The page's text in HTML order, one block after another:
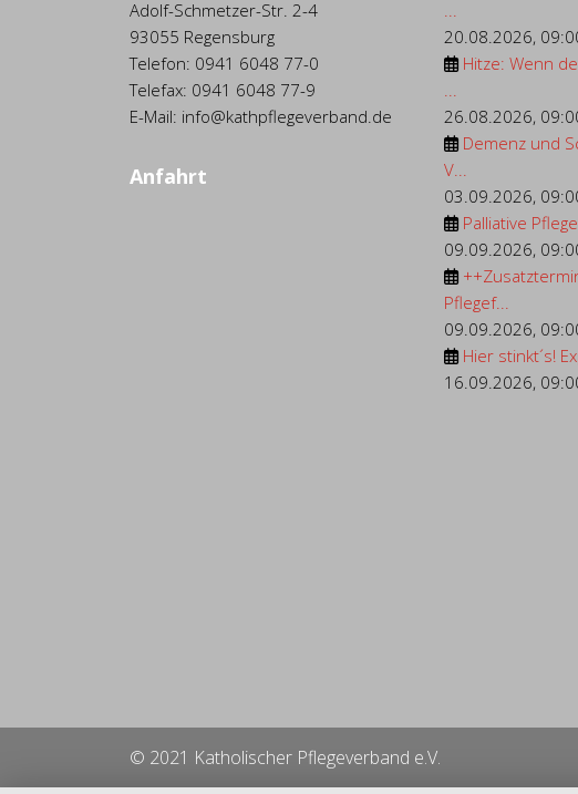
Adolf-Schmetzer-Str. 2-4
93055 Regensburg
Telefon: 0941 6048 77-0
Telefax: 0941 6048 77-9
E-Mail: info@kathpflegeverband.de
Anfahrt
...
20.08.2026,
Hitze: Wenn
...
26.08.2026,
Demenz und
V...
03.09.2026,
Palliative
09.09.2026,
Pflegef...
09.09.2026,
Hier stinkt´s!
16.09.2026,
© 2021 Katholischer Pflegeverband e.V.